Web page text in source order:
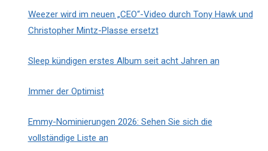
Weezer wird im neuen „CEO“-Video durch Tony Hawk und
Christopher Mintz-Plasse ersetzt
Sleep kündigen erstes Album seit acht Jahren an
Immer der Optimist
Emmy-Nominierungen 2026: Sehen Sie sich die
vollständige Liste an